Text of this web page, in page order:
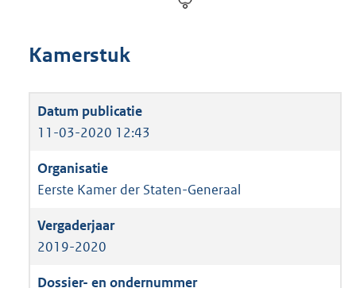
Kamerstuk
11-03-2020 12:43
Eerste Kamer der Staten-Generaal
2019-2020